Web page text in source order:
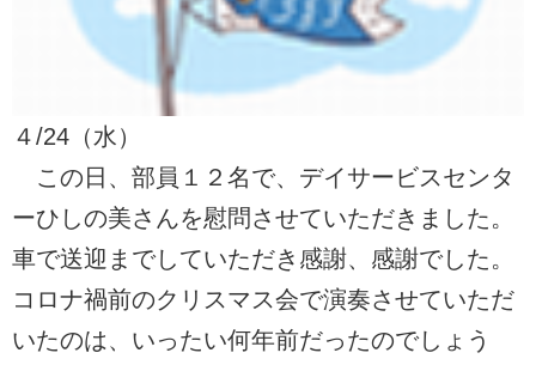
４/24（水）
この日、部員１２名で、デイサービスセンタ
ーひしの美さんを慰問させていただきました。
車で送迎までしていただき感謝、感謝でした。
コロナ禍前のクリスマス会で演奏させていただ
いたのは、いったい何年前だったのでしょう